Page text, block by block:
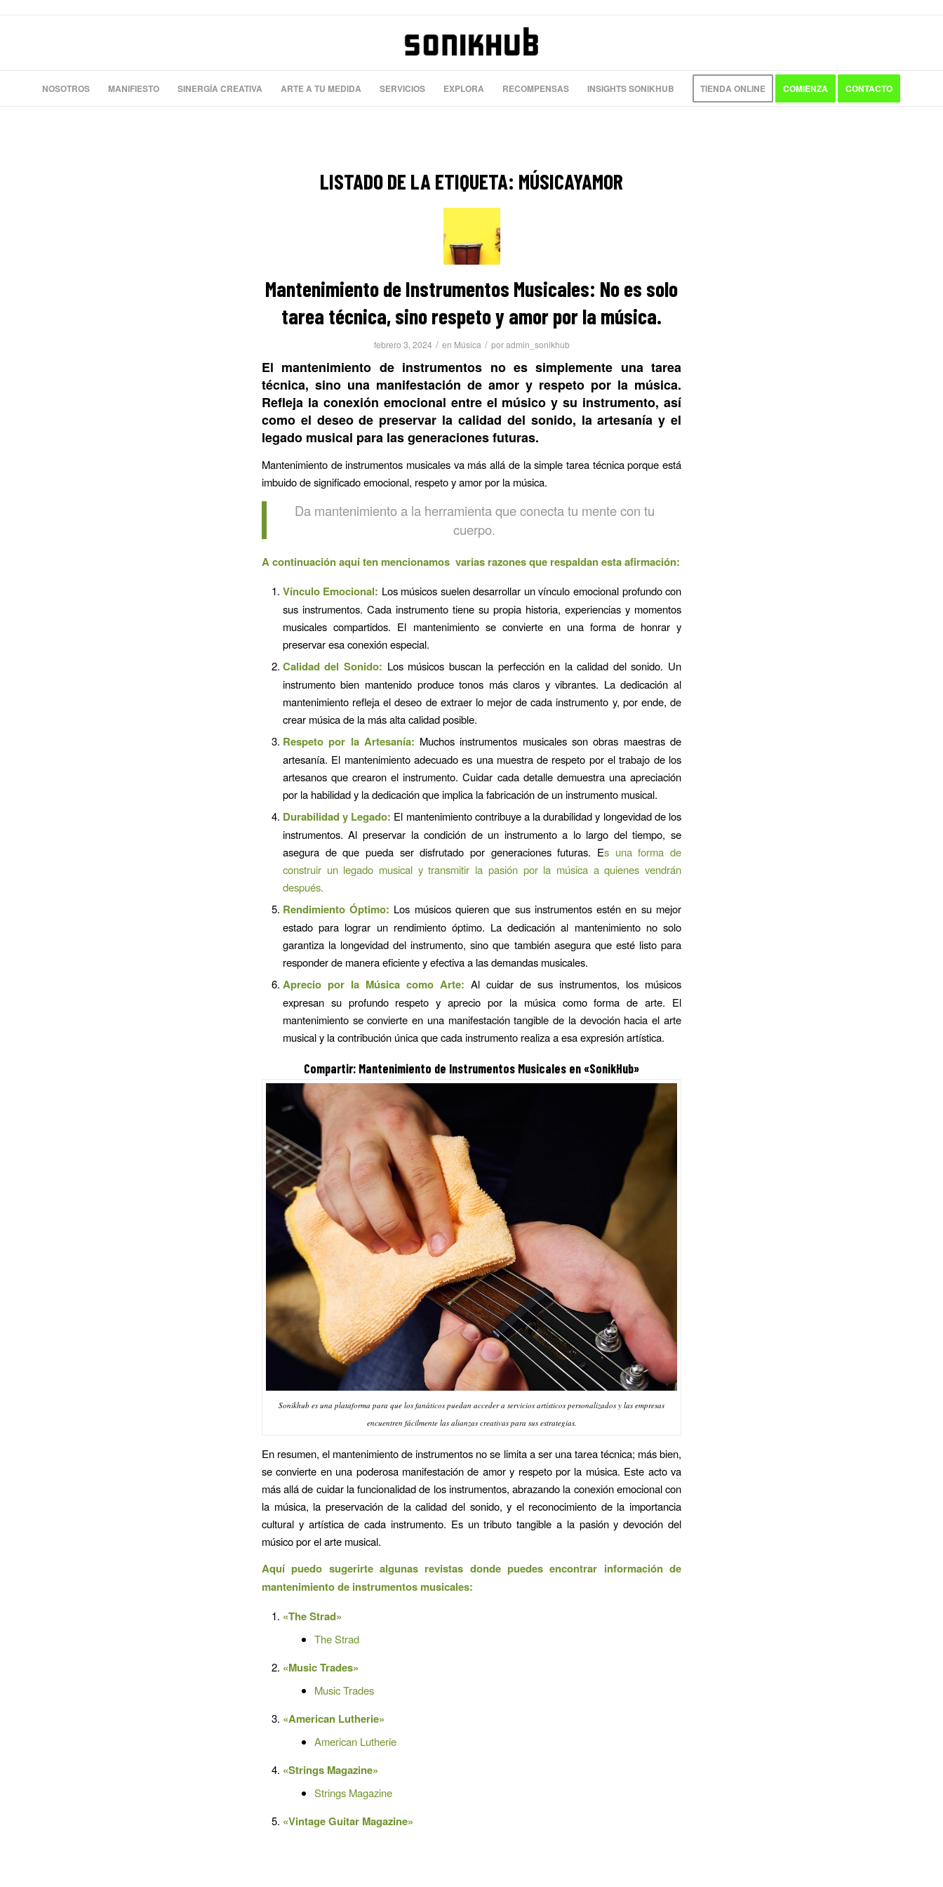
NOSOTROS MANIFIESTO SINERGÍA CREATIVA ARTE A TU MEDIDA SERVICIOS EXPLORA RECOMPENSAS INSIGHTS SONIKHUB TIENDA ONLINE COMIENZA CONTACTO
LISTADO DE LA ETIQUETA: MÚSICAYAMOR
Mantenimiento de Instrumentos Musicales: No es solo
tarea técnica, sino respeto y amor por la música.
febrero 3, 2024 / en Música / poradmin_sonikhub
El mantenimiento de instrumentos no es simplemente una tarea
técnica, sino una manifestación de amor y respeto por la música.
Refleja la conexión emocional entre el músico y su instrumento, así
como el deseo de preservar la calidad del sonido, la artesanía y el
legado musical para las generaciones futuras.
Mantenimiento de instrumentos musicales va más allá de la simple tarea técnica porque está
imbuido de significado emocional, respeto y amor por la música.
Da mantenimiento a la herramienta que conecta tu mente con tu
cuerpo.
A continuación aquí ten mencionamos varias razones que respaldan esta afirmación:
Vínculo Emocional: Los músicos suelen desarrollar un vínculo emocional profundo con
sus instrumentos. Cada instrumento tiene su propia historia, experiencias y momentos
musicales compartidos. El mantenimiento se convierte en una forma de honrar y
preservar esa conexión especial.
Calidad del Sonido: Los músicos buscan la perfección en la calidad del sonido. Un
instrumento bien mantenido produce tonos más claros y vibrantes. La dedicación al
mantenimiento refleja el deseo de extraer lo mejor de cada instrumento y, por ende, de
crear música de la más alta calidad posible.
Respeto por la Artesanía: Muchos instrumentos musicales son obras maestras de
artesanía. El mantenimiento adecuado es una muestra de respeto por el trabajo de los
artesanos que crearon el instrumento. Cuidar cada detalle demuestra una apreciación
por la habilidad y la dedicación que implica la fabricación de un instrumento musical.
Durabilidad y Legado: El mantenimiento contribuye a la durabilidad y longevidad de los
instrumentos. Al preservar la condición de un instrumento a lo largo del tiempo, se
asegura de que pueda ser disfrutado por generaciones futuras. Es una forma de
construir un legado musical y transmitir la pasión por la música a quienes vendrán
después.
Rendimiento Óptimo: Los músicos quieren que sus instrumentos estén en su mejor
estado para lograr un rendimiento óptimo. La dedicación al mantenimiento no solo
garantiza la longevidad del instrumento, sino que también asegura que esté listo para
responder de manera eficiente y efectiva a las demandas musicales.
Aprecio por la Música como Arte: Al cuidar de sus instrumentos, los músicos
expresan su profundo respeto y aprecio por la música como forma de arte. El
mantenimiento se convierte en una manifestación tangible de la devoción hacia el arte
musical y la contribución única que cada instrumento realiza a esa expresión artística.
Compartir: Mantenimiento de Instrumentos Musicales en «SonikHub»
Sonikhub es una plataforma para que los fanáticos puedan acceder a servicios artísticos personalizados y las empresas
encuentren fácilmente las alianzas creativas para sus estrategias.
En resumen, el mantenimiento de instrumentos no se limita a ser una tarea técnica; más bien,
se convierte en una poderosa manifestación de amor y respeto por la música. Este acto va
más allá de cuidar la funcionalidad de los instrumentos, abrazando la conexión emocional con
la música, la preservación de la calidad del sonido, y el reconocimiento de la importancia
cultural y artística de cada instrumento. Es un tributo tangible a la pasión y devoción del
músico por el arte musical.
Aquí puedo sugerirte algunas revistas donde puedes encontrar información de
mantenimiento de instrumentos musicales:
«The Strad»
The Strad
«Music Trades»
Music Trades
«American Lutherie»
American Lutherie
«Strings Magazine»
Strings Magazine
«Vintage Guitar Magazine»